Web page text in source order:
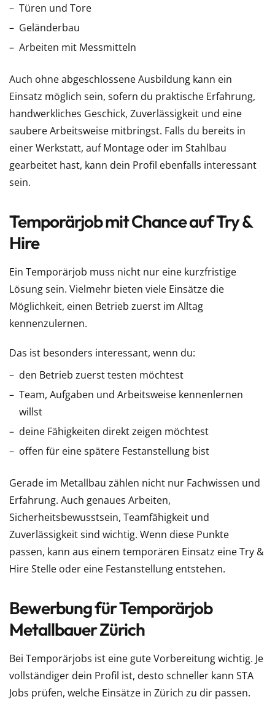
Türen und Tore
Geländerbau
Arbeiten mit Messmitteln
Auch ohne abgeschlossene Ausbildung kann ein
Einsatz möglich sein, sofern du praktische Erfahrung,
handwerkliches Geschick, Zuverlässigkeit und eine
saubere Arbeitsweise mitbringst. Falls du bereits in
einer Werkstatt, auf Montage oder im Stahlbau
gearbeitet hast, kann dein Profil ebenfalls interessant
sein.
Temporärjob mit Chance auf Try &
Hire
Ein Temporärjob muss nicht nur eine kurzfristige
Lösung sein. Vielmehr bieten viele Einsätze die
Möglichkeit, einen Betrieb zuerst im Alltag
kennenzulernen.
Das ist besonders interessant, wenn du:
den Betrieb zuerst testen möchtest
Team, Aufgaben und Arbeitsweise kennenlernen
willst
deine Fähigkeiten direkt zeigen möchtest
offen für eine spätere Festanstellung bist
Gerade im Metallbau zählen nicht nur Fachwissen und
Erfahrung. Auch genaues Arbeiten,
Sicherheitsbewusstsein, Teamfähigkeit und
Zuverlässigkeit sind wichtig. Wenn diese Punkte
passen, kann aus einem temporären Einsatz eine Try &
Hire Stelle oder eine Festanstellung entstehen.
Bewerbung für Temporärjob
Metallbauer Zürich
Bei Temporärjobs ist eine gute Vorbereitung wichtig. Je
vollständiger dein Profil ist, desto schneller kann STA
Jobs prüfen, welche Einsätze in Zürich zu dir passen.